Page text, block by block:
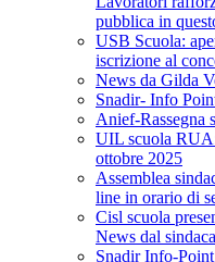
pubblica in
USB Scuola:
iscrizione al
News da Gilda
Snadir- Info
Anief-Rassegna
UIL scuola
ottobre 2025
Assemblea
line in orario di
Cisl scuola
News dal
Snadir Info-